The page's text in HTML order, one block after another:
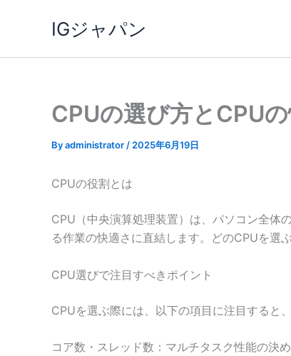
IGジャパン
CPUの選び方とCPU
Byadministrator / 2025年6月19日
CPUの役割とは
CPU（中央演算処理装置）は、パソコン全体
る作業の快適さに直結します。どのCPUを選
CPU選びで注目すべきポイント
CPUを選ぶ際には、以下の項目に注目すると
コア数・スレッド数：マルチタスク性能の決